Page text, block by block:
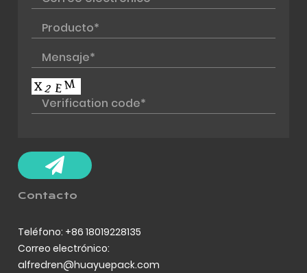
Contacto
Teléfono: +86 18019228135
Correo electrónico:
alfredren@huayuepack.com